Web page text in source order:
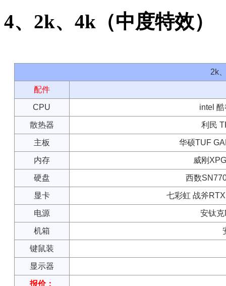
4、2k、4k（中度特效）
2k
配件
CPU intel
散热器 利民
主板 华硕TUF
内存 威刚
硬盘 西数
显卡 七彩虹 战斧
电源 安钛
机箱
键鼠装
显示器
报价：